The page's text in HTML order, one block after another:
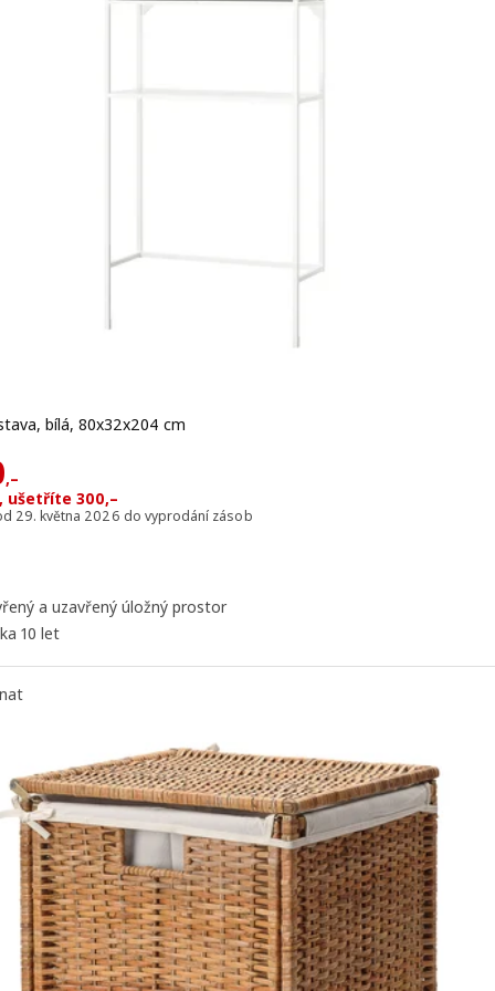
bílá, 80x32x204 cm
3850,–
,–
ušetříte 300,–
29. května 2026 do vyprodání zásob
a uzavřený úložný prostor
10 let